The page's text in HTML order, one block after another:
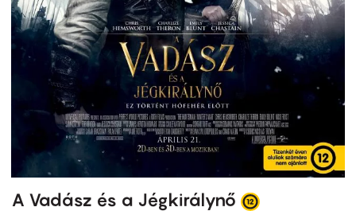
A Vadász és a Jégkirálynő